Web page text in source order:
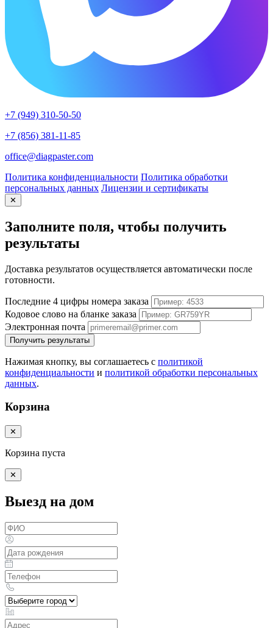
+7 (949) 310-50-50
+7 (856) 381-11-85
office@diagpaster.com
Политика конфиденциальности Политика обработки
персональных данных Лицензии и сертификаты
✕
Заполните поля, чтобы получить
результаты
Доставка результатов осуществляется автоматически после
готовности.
Последние 4 цифры номера заказа
Кодовое слово на бланке заказа
Электронная почта
Получить результаты
Нажимая кнопку, вы соглашаетесь с политикой
конфиденциальности и политикой обработки персональных
данных.
Корзина
✕
Корзина пуста
✕
Выезд на дом